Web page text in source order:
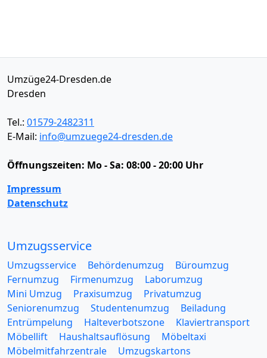
Umzüge24-Dresden.de
Dresden
Tel.: 01579-2482311
E-Mail: info@umzuege24-dresden.de
Öffnungszeiten: Mo - Sa: 08:00 - 20:00 Uhr
Impressum
Datenschutz
Umzugsservice
Umzugsservice Behördenumzug
Büroumzug
Fernumzug
Firmenumzug
Laborumzug
Mini Umzug
Praxisumzug
Privatumzug
Seniorenumzug
Studentenumzug
Beiladung
Entrümpelung
Halteverbotszone
Klaviertransport
Möbellift
Haushaltsauflösung
Möbeltaxi
Möbelmitfahrzentrale
Umzugskartons